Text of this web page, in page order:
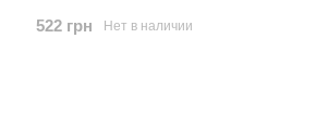
522 грн Нет в наличии